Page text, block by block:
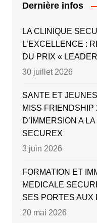
Dernière infos
LA CLINIQUE
L’EXCELLENCE :
DU PRIX «
30 juillet 2026
SANTE ET
MISS FRIENDSHIP
D’IMMERSION A
SECUREX
3 juin 2026
FORMATION ET
MEDICALE
SES PORTES AUX
20 mai 2026